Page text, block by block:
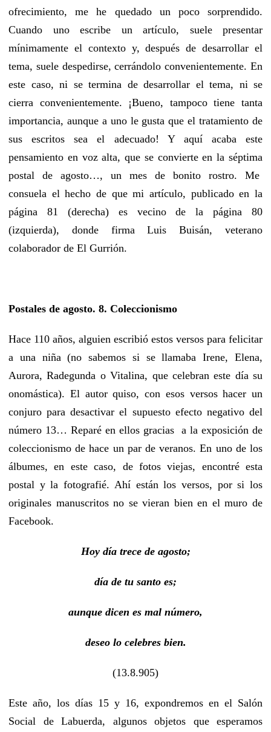
ofrecimiento, me he quedado un poco sorprendido.
Cuando uno escribe un artículo, suele presentar
mínimamente el contexto y, después de desarrollar el
tema, suele despedirse, cerrándolo convenientemente. En
este caso, ni se termina de desarrollar el tema, ni se
cierra convenientemente. ¡Bueno, tampoco tiene tanta
importancia, aunque a uno le gusta que el tratamiento de
sus escritos sea el adecuado! Y aquí acaba este
pensamiento en voz alta, que se convierte en la séptima
postal de agosto…, un mes de bonito rostro. Me
consuela el hecho de que mi artículo, publicado en la
página 81 (derecha) es vecino de la página 80
(izquierda), donde firma Luis Buisán, veterano
colaborador de El Gurrión.
Postales de agosto. 8. Coleccionismo
Hace 110 años, alguien escribió estos versos para felicitar
a una niña (no sabemos si se llamaba Irene, Elena,
Aurora, Radegunda o Vitalina, que celebran este día su
onomástica). El autor quiso, con esos versos hacer un
conjuro para desactivar el supuesto efecto negativo del
número 13… Reparé en ellos gracias a la exposición de
coleccionismo de hace un par de veranos. En uno de los
álbumes, en este caso, de fotos viejas, encontré esta
postal y la fotografié. Ahí están los versos, por si los
originales manuscritos no se vieran bien en el muro de
Facebook.
Hoy día trece de agosto;
día de tu santo es;
aunque dicen es mal número,
deseo lo celebres bien.
(13.8.905)
Este año, los días 15 y 16, expondremos en el Salón
Social de Labuerda, algunos objetos que esperamos